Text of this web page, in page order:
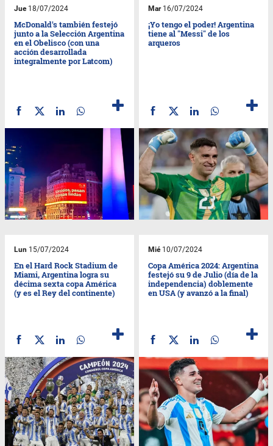
Jue18/07/2024
McDonald's también festejó
junto a la Selección Argentina
en el Obelisco (con una
acción desarrollada
integralmente por Latcom)
Mar16/07/2024
¡Yo tengo el poder! Argentina
tiene al "Messi" de los
arqueros
Lun 15/07/2024
En el Hard Rock Stadium de
Miami, Argentina logra su
décima sexta copa América
(y es el Rey del continente)
Mié10/07/2024
Copa América 2024: Argentina
festejó su 9 de Julio (día de la
independencia) doblemente
en USA (y avanzó a la final)